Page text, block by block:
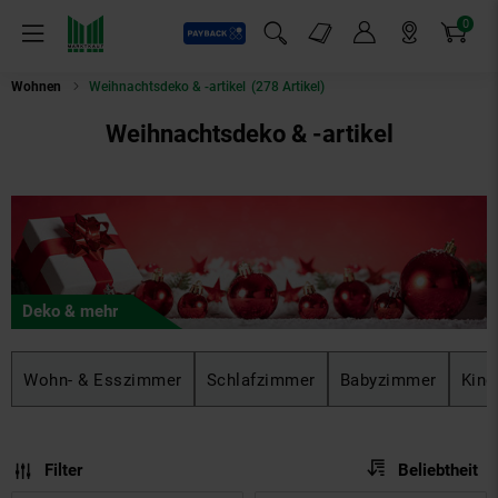
Menü
Payback
Suchfeld einblenden
Markt-Angebote 0
Artikel
Wohnen Weihnachtsdeko & -artikel (278 Artikel)
Weihnachtsdeko & -artikel
Deko & mehr
Wohn- & Esszimmer Schlafzimmer Babyzimmer
Filter Sortierung:
Beliebtheit